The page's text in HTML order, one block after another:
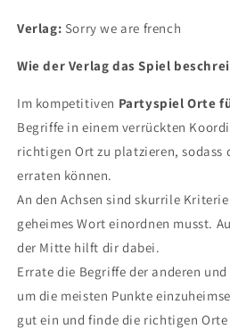
Verlag: Sorry we are french
Wie der Verlag das Spiel
Im kompetitiven Partyspiel Orte
Begriffe in einem verrückten
richtigen Ort zu platzieren, sodass
erraten können.
An den Achsen sind skurrile
geheimes Wort einordnen musst.
der Mitte hilft dir dabei.
Errate die Begriffe der anderen
um die meisten Punkte
gut ein und finde die richtigen